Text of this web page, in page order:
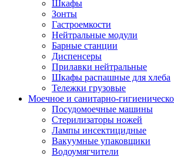
Шкафы
Зонты
Гастроемкости
Нейтральные модули
Барные станции
Диспенсеры
Прилавки нейтральные
Шкафы распашные для хлеба
Тележки грузовые
Моечное и санитарно-
Посудомоечные машины
Стерилизаторы ножей
Лампы инсектицидные
Вакуумные упаковщики
Водоумягчители